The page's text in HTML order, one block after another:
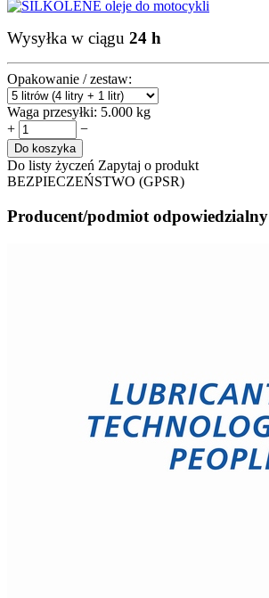
Wysyłka w ciągu 24 h
Opakowanie / zestaw:
Waga przesyłki: 5.000 kg
+
−
Do koszyka
Do listy życzeń Zapytaj o produkt
BEZPIECZEŃSTWO (GPSR)
Producent/podmiot odpowiedzialny